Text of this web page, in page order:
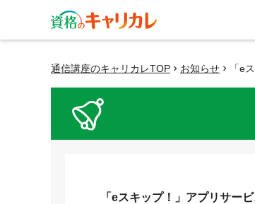
通信講座のキャリカレTOP keyboard_arrow_right お知らせ keyboard_arrow_right 「e
「eスキップ！」アプリサー